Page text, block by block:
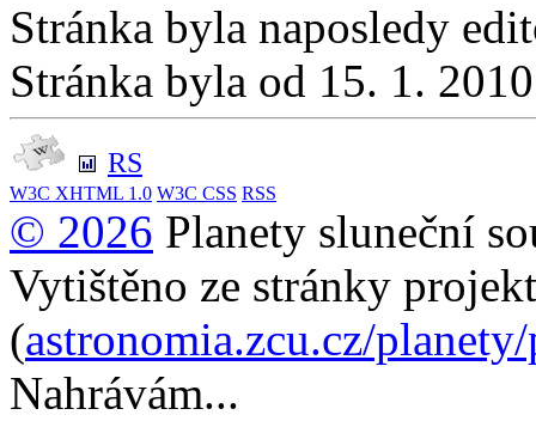
Stránka byla naposledy
Stránka byla od 15. 1.
RS
W3C XHTML 1.0 W3C CSS RSS
© 2026 Planety sluneční
Vytištěno ze stránky
(astronomia.zcu.cz/
Nahrávám...